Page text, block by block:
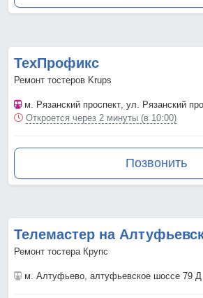
ТехПрофикс
Ремонт тостеров Krups
м. Рязанский проспект, ул. Рязанский
Откроется через 2 минуты (в 10:00)
Позвонить
Телемастер на
Ремонт тостера Крупс
м. Алтуфьево, алтуфьевское шоссе 79 Д